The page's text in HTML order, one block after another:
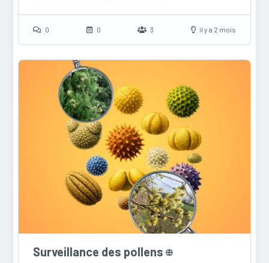
0 0 3 il y a 2 mois
Surveillance des pollens